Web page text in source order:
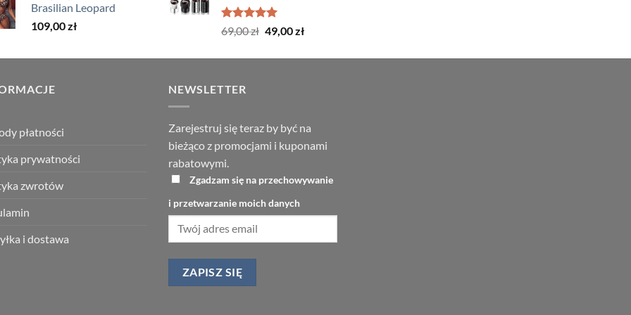
119,00 zł.
Brasilian Leopard
109,00zł
Oceniono
5.00
69,00zł Pierwotna
wynosiła:
49,00złAktualna
wynosi:
płatności
prywatności
zwrotów
i dostawa
NEWSLETTER
Zarejestruj się teraz by być na
bieżąco z promocjami i kuponami
rabatowymi.
Zgadzam się na przechowywanie
i przetwarzanie moich danych